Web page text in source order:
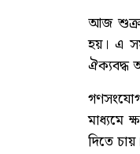
আজ
হয়। এ
ঐক্যবদ্ধ
মাধ্যমে
দিতে চায়।